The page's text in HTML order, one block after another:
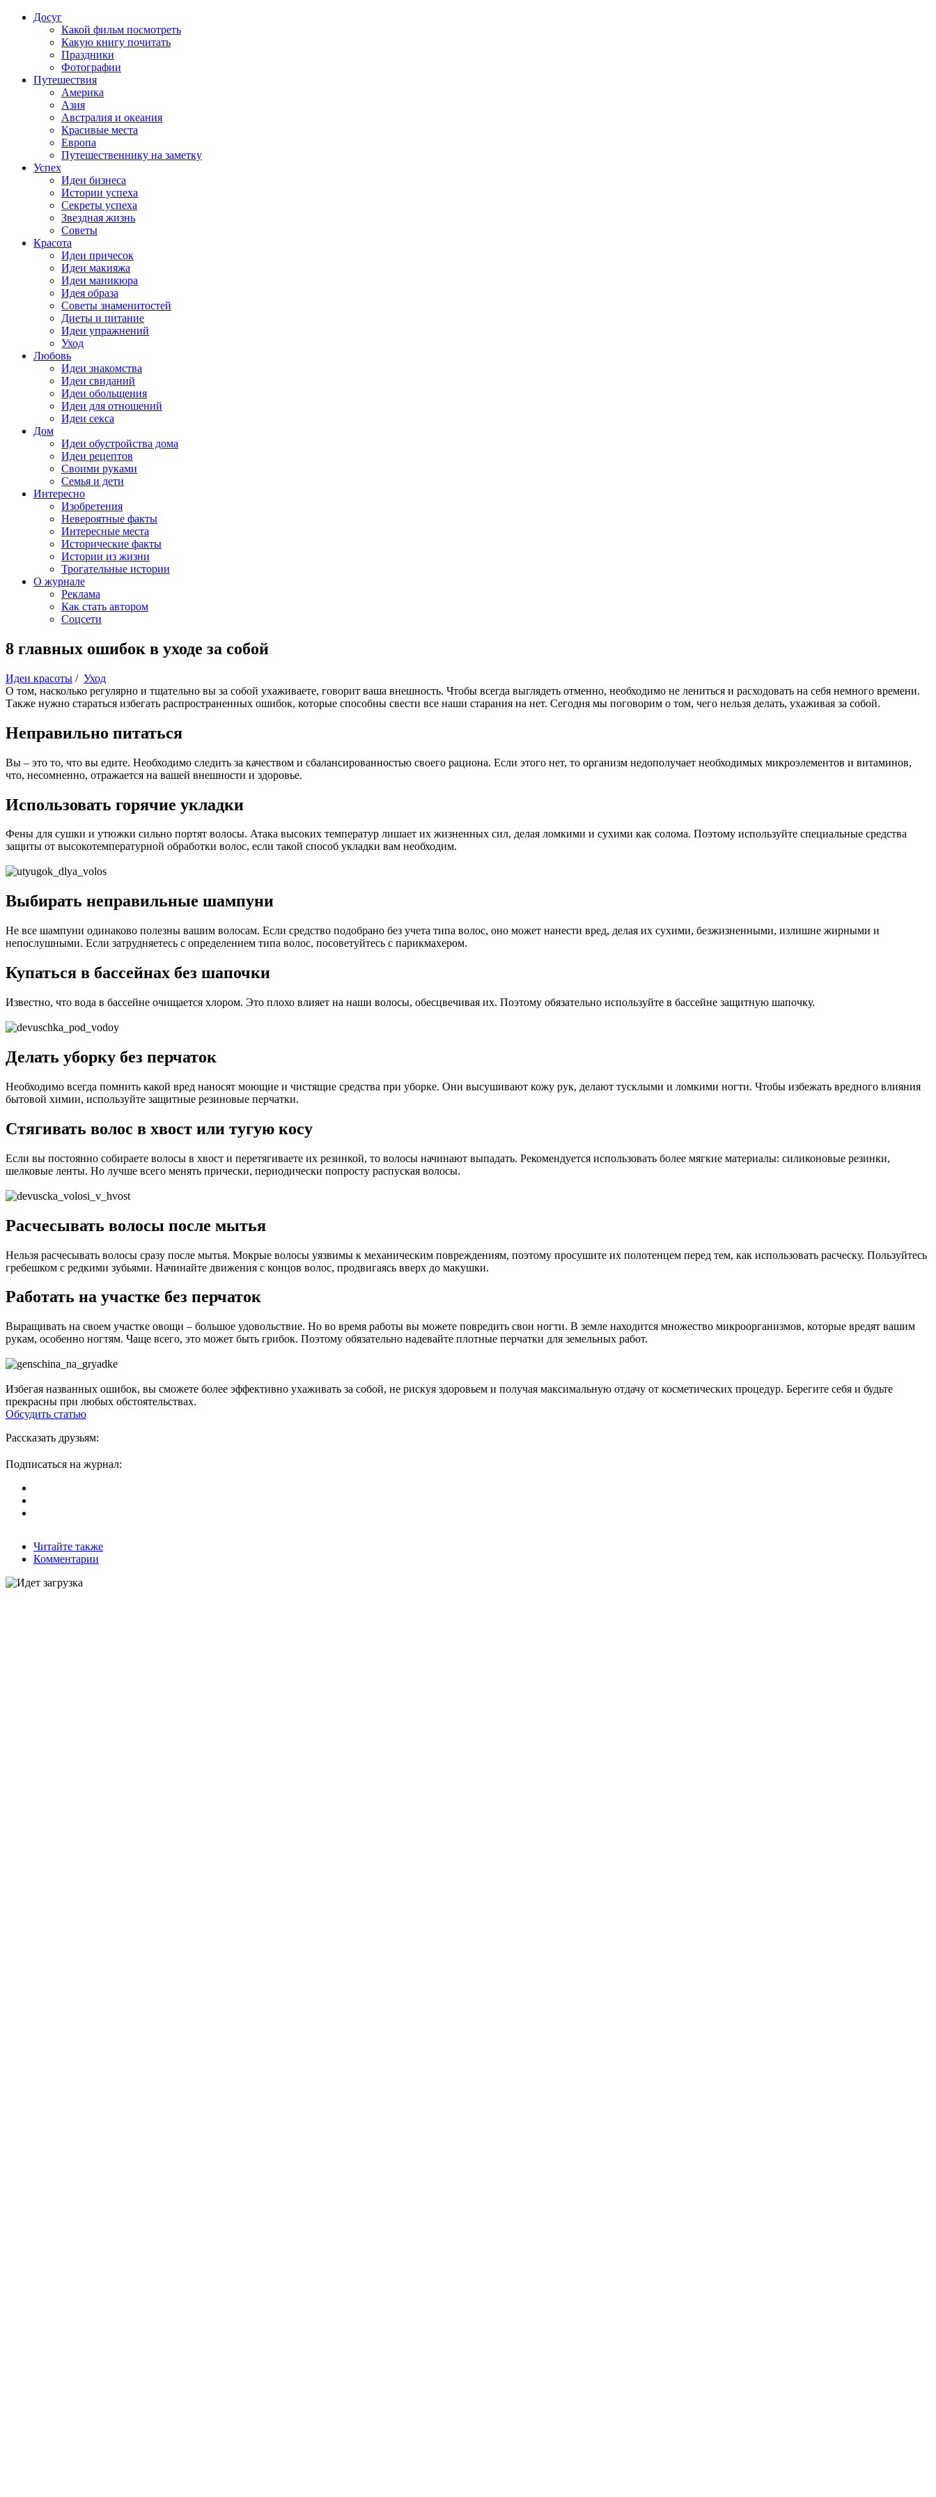
Досуг
Какой фильм посмотреть
Какую книгу почитать
Праздники
Фотографии
Путешествия
Америка
Азия
Австралия и океания
Красивые места
Европа
Путешественнику на заметку
Успех
Идеи бизнеса
Истории успеха
Секреты успеха
Звездная жизнь
Советы
Красота
Идеи причесок
Идеи макияжа
Идеи маникюра
Идея образа
Советы знаменитостей
Диеты и питание
Идеи упражнений
Уход
Любовь
Идеи знакомства
Идеи свиданий
Идеи обольщения
Идеи для отношений
Идеи секса
Дом
Идеи обустройства дома
Идеи рецептов
Своими руками
Семья и дети
Интересно
Изобретения
Невероятные факты
Интересные места
Исторические факты
Истории из жизни
Трогательные истории
О журнале
Реклама
Как стать автором
Соцсети
8 главных ошибок в уходе за собой
Идеи красоты / Уход
О том, насколько регулярно и тщательно вы за собой ухаживаете, говорит ваша внешность. Чтобы всегда выглядеть отменно, необходимо не лениться и расходовать на себя немного времени.
Также нужно стараться избегать распространенных ошибок, которые способны свести все наши старания на нет. Сегодня мы поговорим о том, чего нельзя делать, ухаживая за собой.
Неправильно питаться
Вы – это то, что вы едите. Необходимо следить за качеством и сбалансированностью своего рациона. Если этого нет, то организм недополучает необходимых микроэлементов и витаминов,
что, несомненно, отражается на вашей внешности и здоровье.
Использовать горячие укладки
Фены для сушки и утюжки сильно портят волосы. Атака высоких температур лишает их жизненных сил, делая ломкими и сухими как солома. Поэтому используйте специальные средства
защиты от высокотемпературной обработки волос, если такой способ укладки вам необходим.
Выбирать неправильные шампуни
Не все шампуни одинаково полезны вашим волосам. Если средство подобрано без учета типа волос, оно может нанести вред, делая их сухими, безжизненными, излишне жирными и
непослушными. Если затрудняетесь с определением типа волос, посоветуйтесь с парикмахером.
Купаться в бассейнах без шапочки
Известно, что вода в бассейне очищается хлором. Это плохо влияет на наши волосы, обесцвечивая их. Поэтому обязательно используйте в бассейне защитную шапочку.
Делать уборку без перчаток
Необходимо всегда помнить какой вред наносят моющие и чистящие средства при уборке. Они высушивают кожу рук, делают тусклыми и ломкими ногти. Чтобы избежать вредного влияния
бытовой химии, используйте защитные резиновые перчатки.
Стягивать волос в хвост или тугую косу
Если вы постоянно собираете волосы в хвост и перетягиваете их резинкой, то волосы начинают выпадать. Рекомендуется использовать более мягкие материалы: силиконовые резинки,
шелковые ленты. Но лучше всего менять прически, периодически попросту распуская волосы.
Расчесывать волосы после мытья
Нельзя расчесывать волосы сразу после мытья. Мокрые волосы уязвимы к механическим повреждениям, поэтому просушите их полотенцем перед тем, как использовать расческу. Пользуйтесь
гребешком с редкими зубьями. Начинайте движения с концов волос, продвигаясь вверх до макушки.
Работать на участке без перчаток
Выращивать на своем участке овощи – большое удовольствие. Но во время работы вы можете повредить свои ногти. В земле находится множество микроорганизмов, которые вредят вашим
рукам, особенно ногтям. Чаще всего, это может быть грибок. Поэтому обязательно надевайте плотные перчатки для земельных работ.
Избегая названных ошибок, вы сможете более эффективно ухаживать за собой, не рискуя здоровьем и получая максимальную отдачу от косметических процедур. Берегите себя и будьте
прекрасны при любых обстоятельствах.
Обсудить статью
Рассказать друзьям:
Подписаться на журнал:
Читайте также
Комментарии